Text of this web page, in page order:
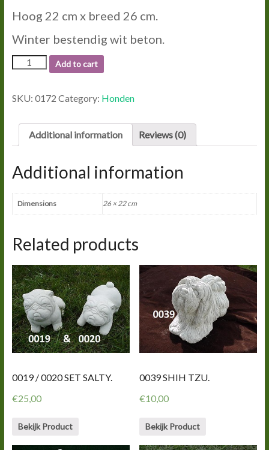
Hoog 22 cm x breed 26 cm.
Winter bestendig wit beton.
0172
HOND
BAK.
Add to cart
SKU: 0172 Category: Honden
Additional information Reviews (0)
Additional information
Dimensions 26 × 22 cm
Related products
0019 / 0020 SET SALTY.
€25,00
Bekijk Product
0039 SHIH TZU.
€10,00
Bekijk Product